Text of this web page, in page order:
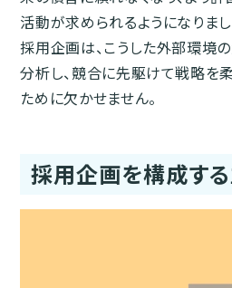
活動が求められるようになりまし
採用企画は、こうした外部環境
分析し、競合に先駆けて戦略を
ために欠かせません。
採用企画を構成す